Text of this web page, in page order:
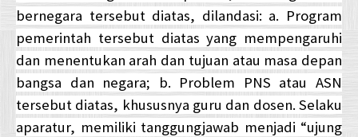
bernegara tersebut diatas, dilandasi: a. Program
pemerintah tersebut diatas yang mempengaruhi
dan menentukan arah dan tujuan atau masa depan
bangsa dan negara; b. Problem PNS atau ASN
tersebut diatas, khususnya guru dan dosen. Selaku
aparatur, memiliki tanggungjawab menjadi “ujung